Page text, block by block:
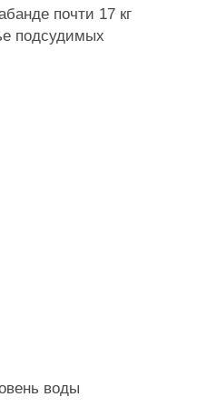
почти 17 кг
подсудимых
воды